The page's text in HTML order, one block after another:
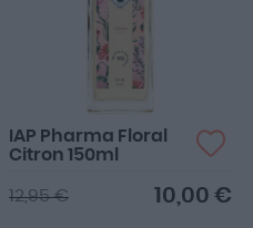
IAP Pharma Floral
Citron 150ml
10,00 €
12,95 €